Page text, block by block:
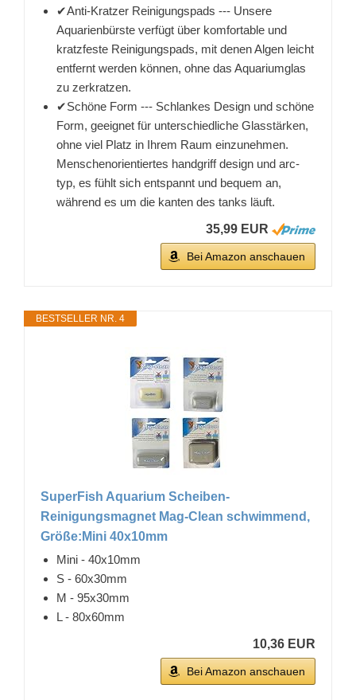
✔Anti-Kratzer Reinigungspads --- Unsere
Aquarienbürste verfügt über komfortable und
kratzfeste Reinigungspads, mit denen Algen leicht
entfernt werden können, ohne das Aquariumglas
zu zerkratzen.
✔Schöne Form --- Schlankes Design und schöne
Form, geeignet für unterschiedliche Glasstärken,
ohne viel Platz in Ihrem Raum einzunehmen.
Menschenorientiertes handgriff design und arc-
typ, es fühlt sich entspannt und bequem an,
während es um die kanten des tanks läuft.
35,99 EUR
Bei Amazon anschauen
BESTSELLER NR. 4
SuperFish Aquarium Scheiben-
Reinigungsmagnet Mag-Clean schwimmend,
Größe:Mini 40x10mm
Mini - 40x10mm
S - 60x30mm
M - 95x30mm
L - 80x60mm
10,36 EUR
Bei Amazon anschauen